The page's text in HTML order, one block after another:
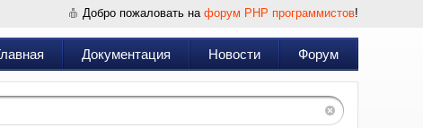
Добро пожаловать на форум PHP программистов!
Документация Новости Форум